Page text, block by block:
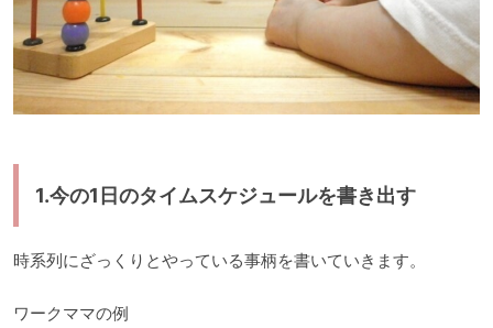
1.今の1日のタイムスケジュールを書き出す
時系列にざっくりとやっている事柄を書いていきます。
ワークママの例